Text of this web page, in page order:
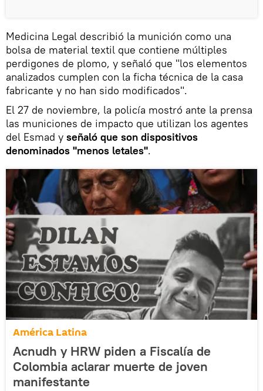
Medicina Legal describió la munición como una
bolsa de material textil que contiene múltiples
perdigones de plomo, y señaló que "los elementos
analizados cumplen con la ficha técnica de la casa
fabricante y no han sido modificados".
El 27 de noviembre, la policía mostró ante la prensa
las municiones de impacto que utilizan los agentes
del Esmad y señaló que son dispositivos
denominados "menos letales".
América Latina
Acnudh y HRW piden a Fiscalía de
Colombia aclarar muerte de joven
manifestante